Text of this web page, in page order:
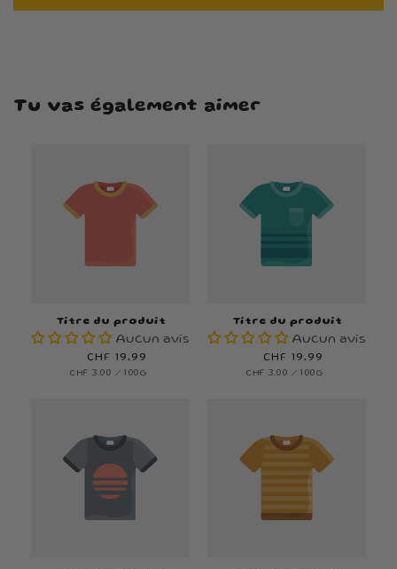
Tu vas également aimer
Titre du produit
Aucun avis
Prix
habituel
CHF 19.99
PRIX
CHF 3.00 / PAR
100G
Titre du produit
Aucun avis
Prix
habituel
CHF 19.99
PRIX
CHF 3.00 / PAR
100G